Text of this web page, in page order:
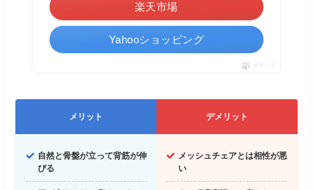
楽天市場
Yahooショッピング
ポチップ
メリット デメリット
自然と骨盤が立って背筋が伸
びる
メッシュチェアとは相性が悪
い